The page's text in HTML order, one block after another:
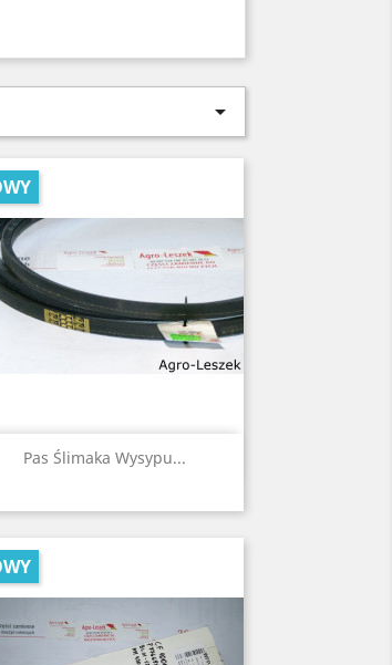

Pas Ślimaka Wysypu...
 Szybki podgląd